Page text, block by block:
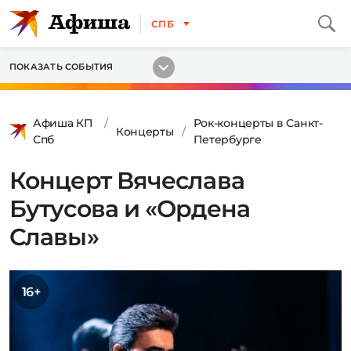
СПБ
ПОКАЗАТЬ СОБЫТИЯ
Афиша КП
Спб
Концерты
Рок-концерты в Санкт-
Петербурге
Концерт Вячеслава
Бутусова и «Ордена
Славы»
16+